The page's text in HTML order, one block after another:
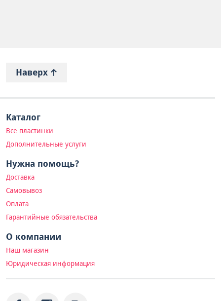
Наверх
Каталог
Все пластинки
Дополнительные услуги
Нужна помощь?
Доставка
Самовывоз
Оплата
Гарантийные обязательства
О компании
Наш магазин
Юридическая информация